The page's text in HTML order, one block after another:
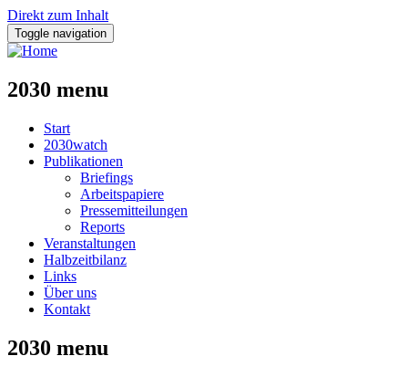
Direkt zum Inhalt
Toggle navigation
2030 menu
Start
2030watch
Publikationen
Briefings
Arbeitspapiere
Pressemitteilungen
Reports
Veranstaltungen
Halbzeitbilanz
Links
Über uns
Kontakt
2030 menu